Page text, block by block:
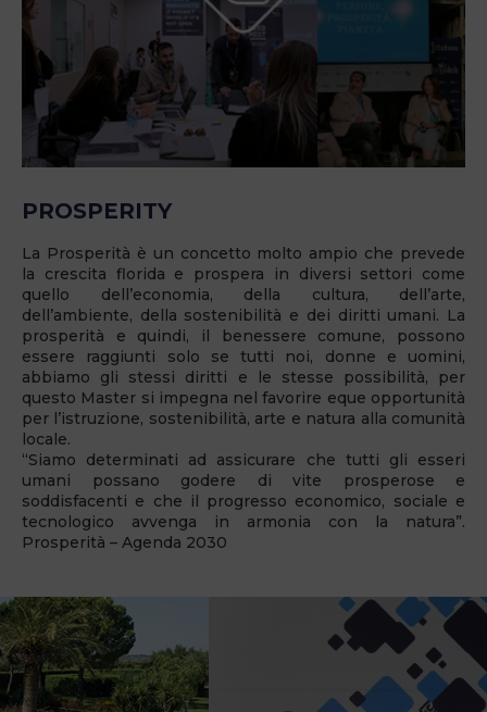
PROSPERITY
La Prosperità è un concetto molto ampio che prevede
la crescita florida e prospera in diversi settori come
quello dell’economia, della cultura, dell’arte,
dell’ambiente, della sostenibilità e dei diritti umani. La
prosperità e quindi, il benessere comune, possono
essere raggiunti solo se tutti noi, donne e uomini,
abbiamo gli stessi diritti e le stesse possibilità, per
questo Master si impegna nel favorire eque opportunità
per l’istruzione, sostenibilità, arte e natura alla comunità
locale.
“Siamo determinati ad assicurare che tutti gli esseri
umani possano godere di vite prosperose e
soddisfacenti e che il progresso economico, sociale e
tecnologico avvenga in armonia con la natura”.
Prosperità – Agenda 2030